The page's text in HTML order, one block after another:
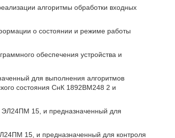
алгоритмы обработки входных
о состоянии и режиме работы
обеспечения устройства и
для выполнения алгоритмов
состояния СнК 1892ВМ248 2 и
ЭЛ24ПМ 15, и предназначенный для
15, и предназначенный для контроля